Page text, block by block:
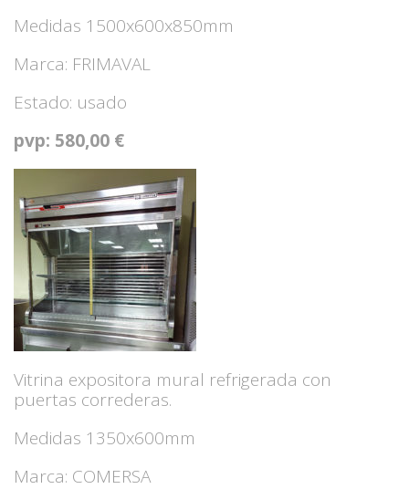
Medidas 1500x600x850mm
Marca: FRIMAVAL
Estado: usado
pvp: 580,00 €
Vitrina expositora mural refrigerada con
puertas correderas.
Medidas 1350x600mm
Marca: COMERSA